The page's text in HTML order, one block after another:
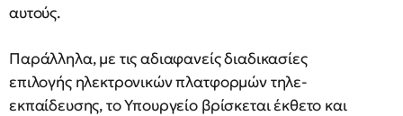
αυτούς.
Παράλληλα, με τις αδιαφανείς διαδικασίες
επιλογής ηλεκτρονικών πλατφορμών τηλε-
εκπαίδευσης, το Υπουργείο βρίσκεται έκθετο και